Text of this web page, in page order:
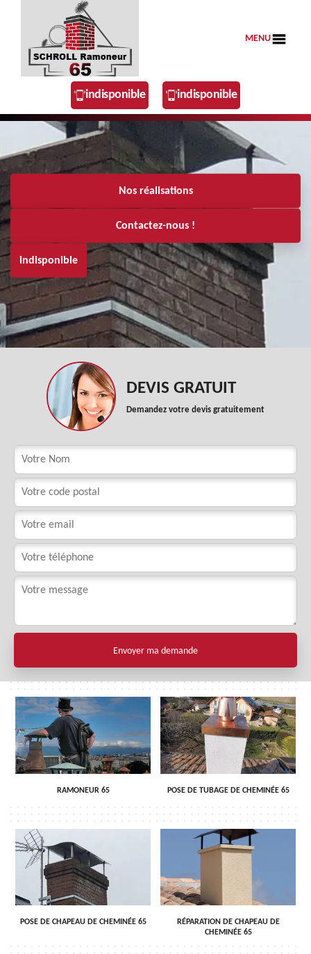
MENU
indisponible indisponible
Nos réalisations
Contactez-nous !
indisponible
DEVIS GRATUIT
Demandez votre devis gratuitement
RAMONEUR 65 POSE DE TUBAGE DE CHEMINÉE 65
POSE DE CHAPEAU DE CHEMINÉE 65
RÉPARATION DE CHAPEAU DE
CHEMINÉE 65